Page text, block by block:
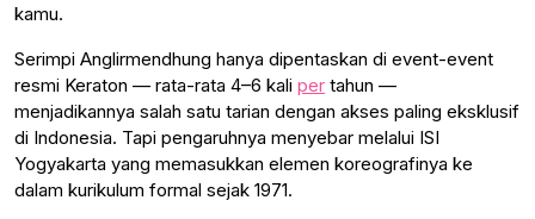
kamu.
Serimpi Anglirmendhung hanya dipentaskan di event-event
resmi Keraton — rata-rata 4–6 kali per tahun —
menjadikannya salah satu tarian dengan akses paling eksklusif
di Indonesia. Tapi pengaruhnya menyebar melalui ISI
Yogyakarta yang memasukkan elemen koreografinya ke
dalam kurikulum formal sejak 1971.